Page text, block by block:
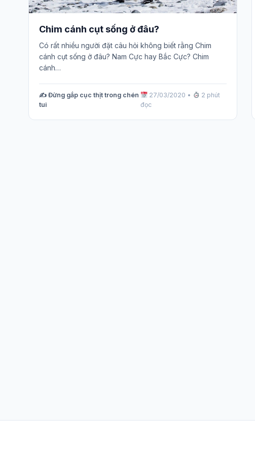
Chim cánh cụt sống ở đâu?
Có rất nhiều người đặt câu hỏi không biết rằng Chim
cánh cụt sống ở đâu? Nam Cực hay Bắc Cực? Chim
cánh…
✍️ Đừng gắp cục thịt trong chén
tui
27/03/2020 •
2 phút
đọc